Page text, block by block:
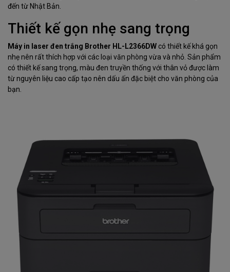
đến từ Nhật Bản.
Thiết kế gọn nhẹ sang trọng
Máy in laser đen trắng Brother HL-L2366DW có thiết kế khá gọn
nhẹ nên rất thích hợp với các loại văn phòng vừa và nhỏ. Sản phẩm
có thiết kế sang trọng, màu đen truyền thống với thân vỏ được làm
từ nguyên liệu cao cấp tạo nên dấu ấn đặc biệt cho văn phòng của
bạn.